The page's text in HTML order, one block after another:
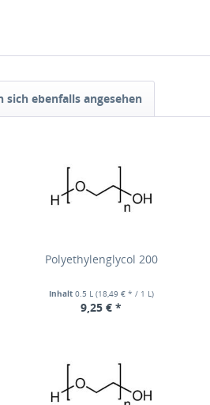
sich ebenfalls angesehen
Polyethylenglycol 200
Inhalt 0.5 L (18,49 € * / 1 L)
9,25 € *